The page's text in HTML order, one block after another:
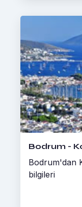
Bodrum -
Bodrum'dan
bilgileri